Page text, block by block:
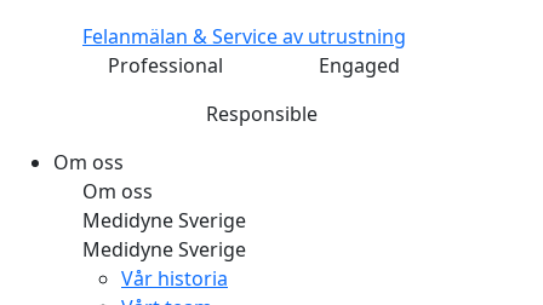
Felanmälan & Service av utrustning
Professional
Engaged
Responsible
Om oss
Om oss
Medidyne Sverige
Medidyne Sverige
Vår historia